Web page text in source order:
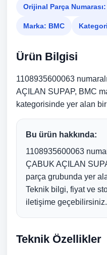
Orijinal Parça Numarası:
Marka: BMC
Ürün Bilgisi
1108935600063
AÇILAN SUPAP, BMC
kategorisinde yer alan
Bu ürün hakkında:
1108935600063
ÇABUK AÇILAN
parça grubunda yer
Teknik bilgi, fiyat ve
iletişime geçebilirsiniz.
Teknik Özellikler